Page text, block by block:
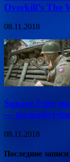
Overkill’s The
08.11.2018
Square Enix
—
08.11.2018
Последние записи